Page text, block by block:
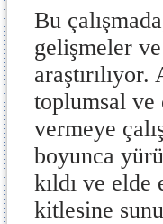
Bu
gelişmeler
toplumsal ve
vermeye
boyunca
kıldı ve
kitlesine